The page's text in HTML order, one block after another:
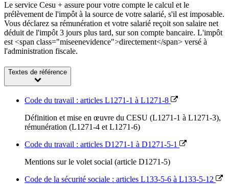
Le service Cesu + assure pour votre compte le calcul et le
prélèvement de l'impôt à la source de votre salarié, s'il est imposable.
Vous déclarez sa rémunération et votre salarié reçoit son salaire net
déduit de l'impôt 3 jours plus tard, sur son compte bancaire. L'impôt
est <span class="miseenevidence">directement</span> versé à
l'administration fiscale.
Textes de référence
Code du travail : articles L1271-1 à L1271-8
Définition et mise en œuvre du CESU (L1271-1 à L1271-3),
rémunération (L1271-4 et L1271-6)
Code du travail : articles D1271-1 à D1271-5-1
Mentions sur le volet social (article D1271-5)
Code de la sécurité sociale : articles L133-5-6 à L133-5-12